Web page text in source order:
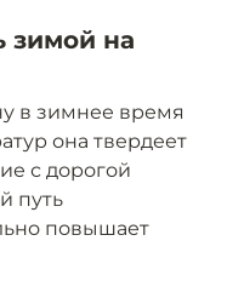
зимой на
в зимнее время
она твердеет
с дорогой
путь
повышает